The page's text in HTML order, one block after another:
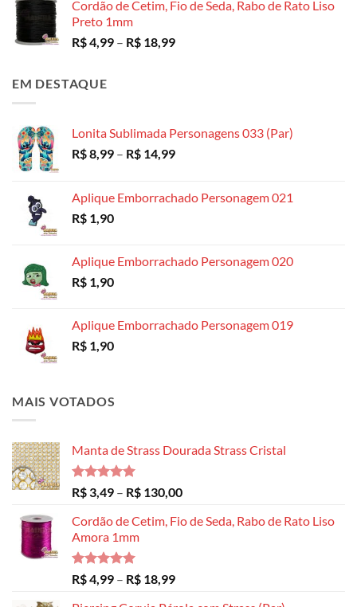
Cordão de Cetim, Fio de Seda, Rabo de Rato Liso
Preto 1mm
R$4,99 – R$ 18,99Faixa
EM DESTAQUE
Lonita Sublimada Personagens 033 (Par)
R$8,99 – R$ 14,99Faixa
R$ 8,99
Aplique Emborrachado Personagem 021
R$ 1,90
Aplique Emborrachado Personagem 020
R$ 1,90
Aplique Emborrachado Personagem 019
R$ 1,90
MAIS VOTADOS
Manta de Strass Dourada Strass Cristal
Avaliação
5.00
de 5
R$ 3,49 – R$ 130,00Faixa
preço:
Cordão de Cetim, Fio de Seda, Rabo de Rato Liso
Amora 1mm
Avaliação
5.00
de 5
R$4,99 – R$ 18,99Faixa